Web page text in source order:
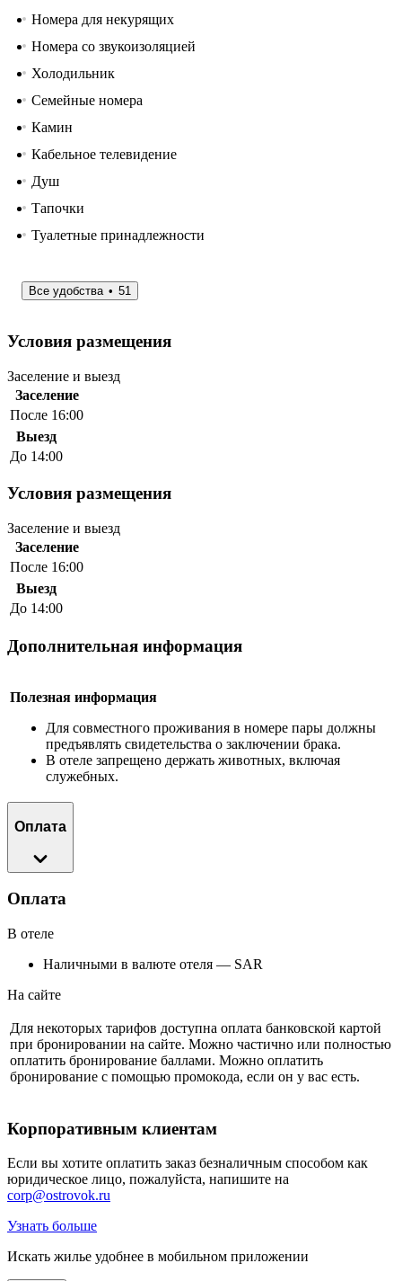
Номера для некурящих
Номера со звукоизоляцией
Холодильник
Семейные номера
Камин
Кабельное телевидение
Душ
Тапочки
Туалетные принадлежности
Все удобства 51
Условия размещения
Заселение и выезд
Заселение
После 16:00
Выезд
До 14:00
Условия размещения
Заселение и выезд
Заселение
После 16:00
Выезд
До 14:00
Дополнительная информация
Полезная информация
Для совместного проживания в номере пары должны
предъявлять свидетельства о заключении брака.
В отеле запрещено держать животных, включая
служебных.
Оплата
Оплата
В отеле
Наличными в валюте отеля — SAR
На сайте
Для некоторых тарифов доступна оплата банковской картой
при бронировании на сайте. Можно частично или полностью
оплатить бронирование баллами. Можно оплатить
бронирование с помощью промокода, если он у вас есть.
Корпоративным клиентам
Если вы хотите оплатить заказ безналичным способом как
юридическое лицо, пожалуйста, напишите на
corp@ostrovok.ru
Узнать больше
Искать жилье удобнее в мобильном приложении